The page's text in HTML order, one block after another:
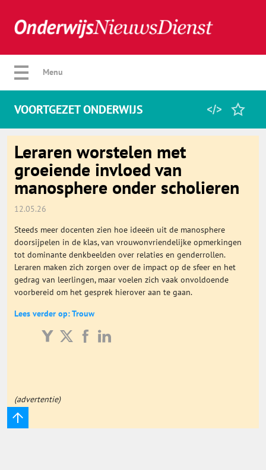
Verberg menu
Home
Favorieten
Algemeen
Onderwijs Totaal
Basisonderwijs
Menu
VOORTGEZET ONDERWIJS
Leraren worstelen met
groeiende invloed van
manosphere onder scholieren
12.05.26
Steeds meer docenten zien hoe ideeën uit de manosphere
doorsijpelen in de klas, van vrouwonvriendelijke opmerkingen
tot dominante denkbeelden over relaties en genderrollen.
Leraren maken zich zorgen over de impact op de sfeer en het
gedrag van leerlingen, maar voelen zich vaak onvoldoende
voorbereid om het gesprek hierover aan te gaan.
Lees verder op: Trouw
(advertentie)